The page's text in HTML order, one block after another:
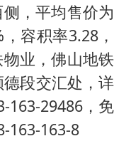
钟轰2球
法国将禁止“未经同意的电话营销”
新版全月地质图
降致车辆损坏”不实
，平均售价为
容积率3.28，
业，佛山地铁
段交汇处，详
163-29486，免
163-163-8